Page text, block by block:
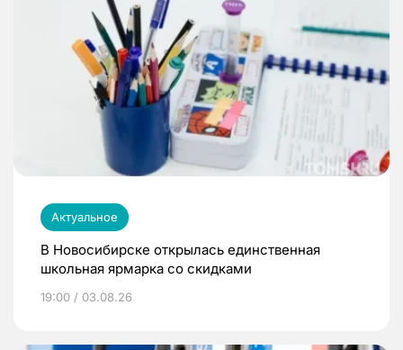
Актуальное
В Новосибирске открылась единственная
школьная ярмарка со скидками
19:00 / 03.08.26